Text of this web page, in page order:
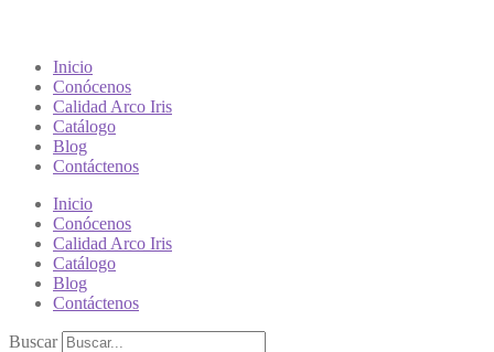
Inicio
Conócenos
Calidad Arco Iris
Catálogo
Blog
Contáctenos
Inicio
Conócenos
Calidad Arco Iris
Catálogo
Blog
Contáctenos
Buscar